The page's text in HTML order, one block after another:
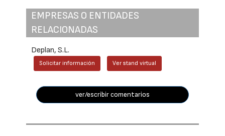
EMPRESAS O ENTIDADES
RELACIONADAS
Deplan, S.L.
Solicitar información Ver stand virtual
ver/escribir comentarios